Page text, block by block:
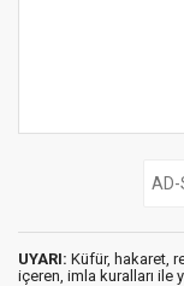
UYARI: Küfür, hakaret,
içeren, imla kuralları ile